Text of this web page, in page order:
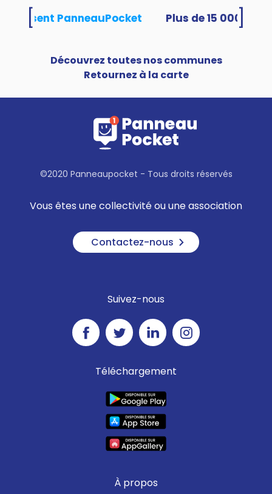
PanneauPocket
Découvrez toutes nos communes
Retournez à la carte
©2020 Panneaupocket - Tous droits réservés
Vous êtes une collectivité ou une association
Contactez-nous
Suivez-nous
Téléchargement
À propos